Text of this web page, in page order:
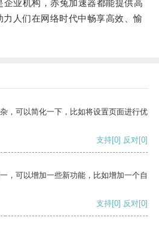
业机构，赤兔加速器都能提供高
人们在网络时代中畅享高效、愉
，可以简化一下，比如将设置页面进行优
支持[0] 反对[0]
，可以增加一些新功能，比如增加一个自
支持[0] 反对[0]